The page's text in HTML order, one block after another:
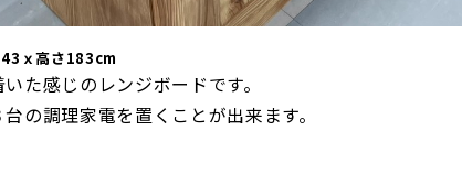
ｘ高さ183cm
た感じのレンジボードです。
の調理家電を置くことが出来ます。